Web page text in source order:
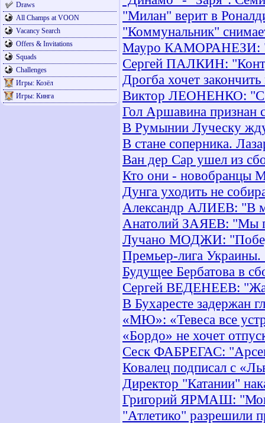
Draws
All Champs at VOON
Vacancy Search
Offers & Invitations
Squads
Challenges
Игры: Козёл
Игры: Кинга
"Милан" верит в
"Коммунальник"
Мауро КАМОРАНЕЗИ:
Сергей ПАЛКИН:
Дрогба хочет
Виктор ЛЕОНЕНКО:
Гол Аршавина признан
В Румынии Луческу
В стане соперника.
Ван дер Сар ушел из
Кто они - новобранцы
Дунга уходить не
Александр АЛИЕВ: "В
Анатолий ЗАЯЕВ: "Мы
Лучано МОДЖИ:
Премьер-лига Украины.
Будущее Бербатова в
Сергей ВЕДЕНЕЕВ:
В Бухаресте задержан
«МЮ»: «Тевеса все
«Бордо» не хочет
Сеск ФАБРЕГАС:
Ковалец подписал с
Директор "Катании"
Григорий ЯРМАШ: "Мои
"Атлетико" разрешили